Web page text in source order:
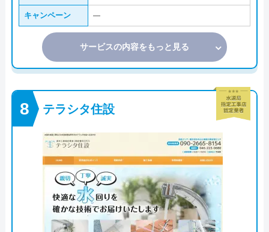
キャンペーン ―
サービスの内容をもっと見る
テラシタ住設